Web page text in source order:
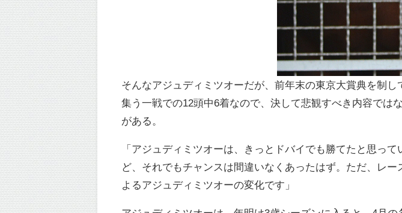
そんなアジュディミツオーだが、前年末の東京大賞典を制
集う一戦での12頭中6着なので、決して悲観すべき内容では
がある。
「アジュディミツオーは、きっとドバイでも勝てたと思っ
ど、それでもチャンスは間違いなくあったはず。ただ、レ
よるアジュディミツオーの変化です」